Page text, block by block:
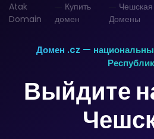
Atak
Domain
Купить
домен
Домены
Домен .cz —
Выйдите